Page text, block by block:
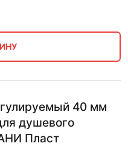
40 мм
душевого
Пласт